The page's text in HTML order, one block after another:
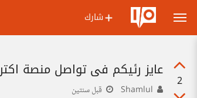
شارك
2
عايز رئيكم في تواصل منصة
قبل سنتين